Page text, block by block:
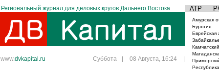
Региональный журнал для деловых кругов Дальнего Востока АТР
www.dvkapital.ru Суббота | 08 Августа, 16:24 |
Амурская
Бурятия
Еврейская